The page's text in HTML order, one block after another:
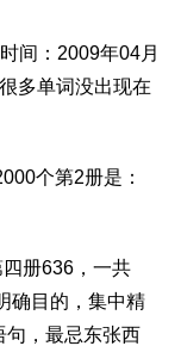
间：2009年04月
多单词没出现在
个第2册是：
册636，一共
确目的，集中精
句，最忌东张西